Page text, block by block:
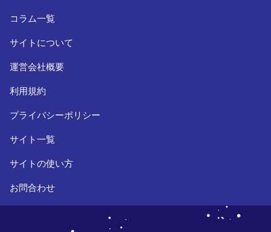
コラム一覧
サイトについて
運営会社概要
利用規約
プライバシーポリシー
サイト一覧
サイトの使い方
お問合わせ